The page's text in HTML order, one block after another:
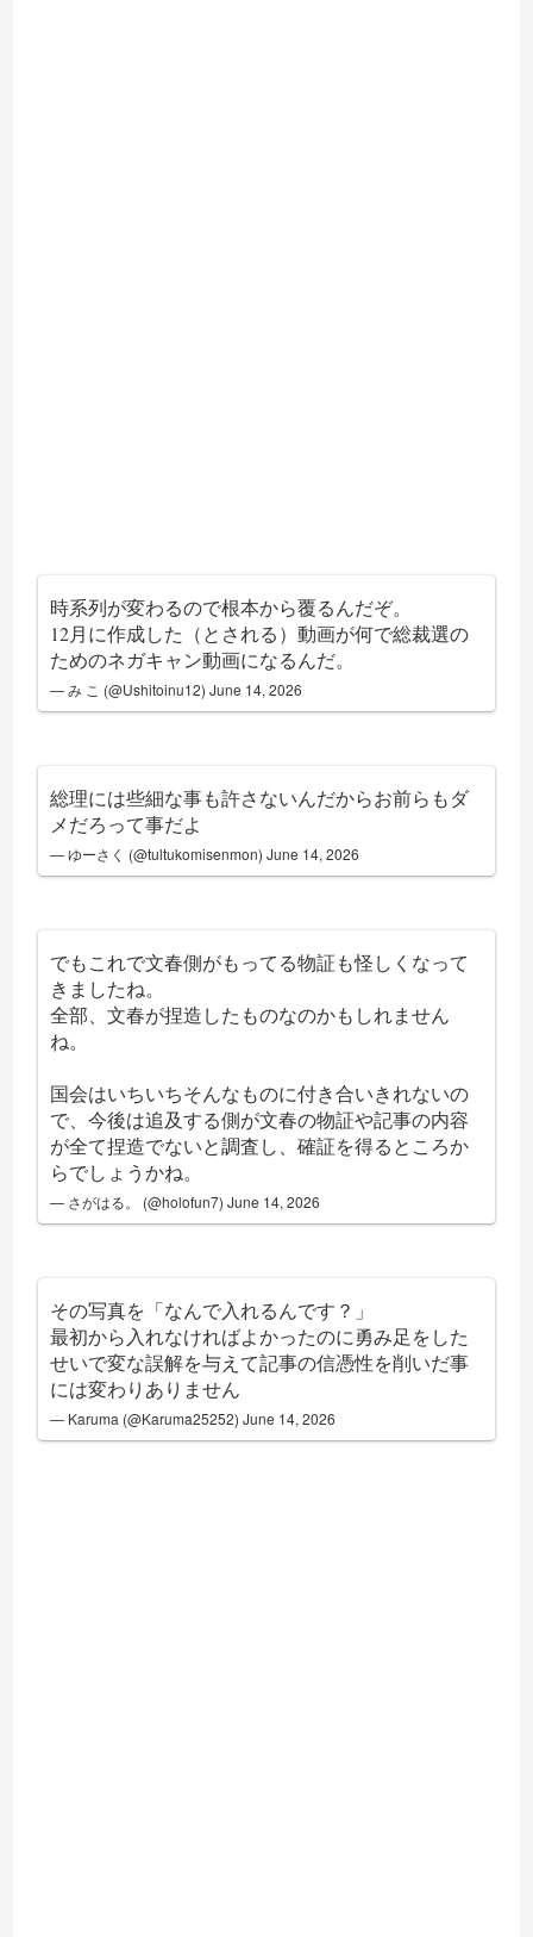
時系列が変わるので根本から覆るんだぞ。
12月に作成した（とされる）動画が何で総裁選の
ためのネガキャン動画になるんだ。
— み こ (@Ushitoinu12)June 14, 2026
総理には些細な事も許さないんだからお前らもダ
メだろって事だよ
— ゆーさく (@tultukomisenmon)June 14, 2026
でもこれで文春側がもってる物証も怪しくなって
きましたね。
全部、文春が捏造したものなのかもしれません
ね。
国会はいちいちそんなものに付き合いきれないの
で、今後は追及する側が文春の物証や記事の内容
が全て捏造でないと調査し、確証を得るところか
らでしょうかね。
— さがはる。 (@holofun7)June 14, 2026
その写真を「なんで入れるんです？」
最初から入れなければよかったのに勇み足をした
せいで変な誤解を与えて記事の信憑性を削いだ事
には変わりありません
— Karuma (@Karuma25252)June 14, 2026